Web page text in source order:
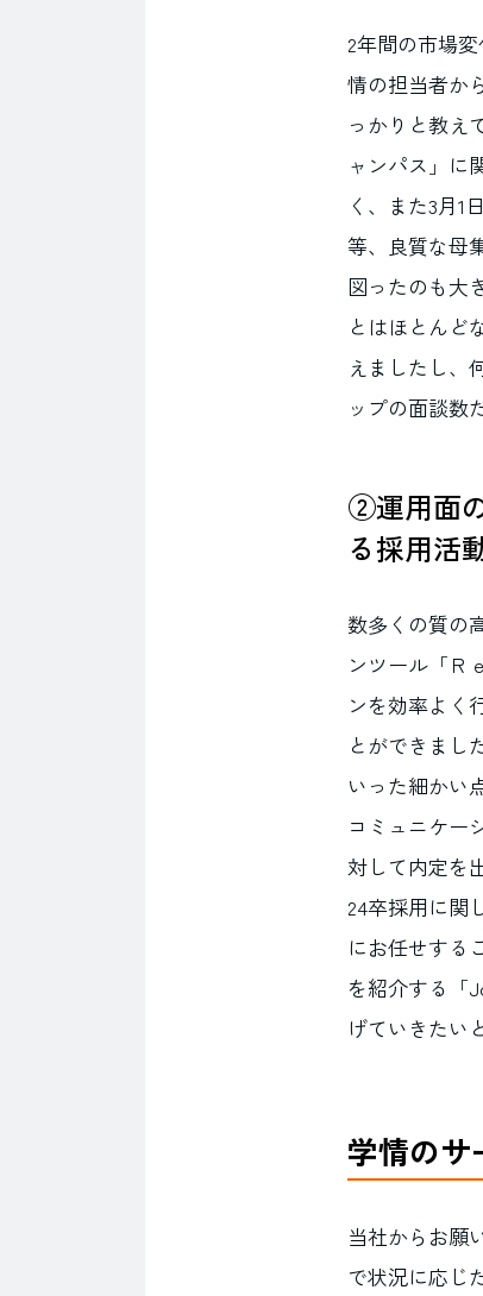
2年間の市場
情の担当者か
っかりと教え
ャンパス」に
く、また3月1
等、良質な母
図ったのも大
とはほとんど
えましたし、
ップの面談数
②運用面
る採用活
数多くの質の
ンツール「Ｒ
ンを効率よく
とができまし
いった細かい
コミュニケー
対して内定を
24卒採用に関
にお任せする
を紹介する「
げていきたい
学情のサ
当社からお願
で状況に応じ